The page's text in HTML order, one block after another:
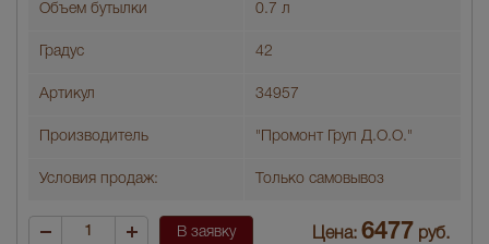
Объем бутылки 0.7 л
Градус 42
Артикул 34957
Производитель "Промонт Груп Д.О.О."
Условия продаж: Только самовывоз
В заявку Цена: 6477 руб.